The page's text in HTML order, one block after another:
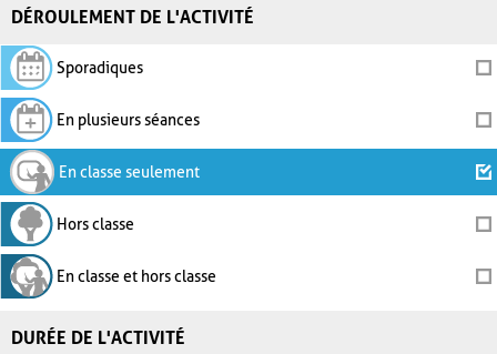
DÉROULEMENT DE L'ACTIVITÉ
Sporadiques
En plusieurs séances
En classe seulement
Hors classe
En classe et hors classe
DURÉE DE L'ACTIVITÉ